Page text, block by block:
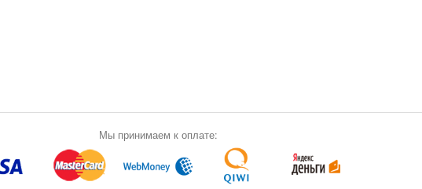
Мы принимаем к оплате: